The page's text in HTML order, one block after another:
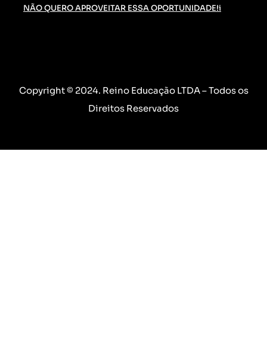
NÃO QUERO APROVEITAR ESSA OPORTUNIDADE!i
Copyright © 2024. Reino Educação LTDA – Todos os
Direitos Reservados